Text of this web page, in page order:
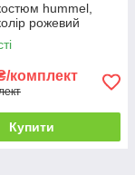
hummel,
рожевий
комплект
Купити